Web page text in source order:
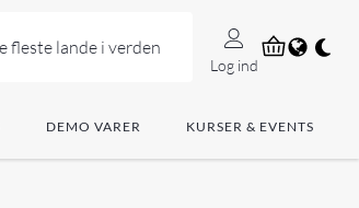
fleste lande i verden
Log ind
DEMO VARER KURSER & EVENTS